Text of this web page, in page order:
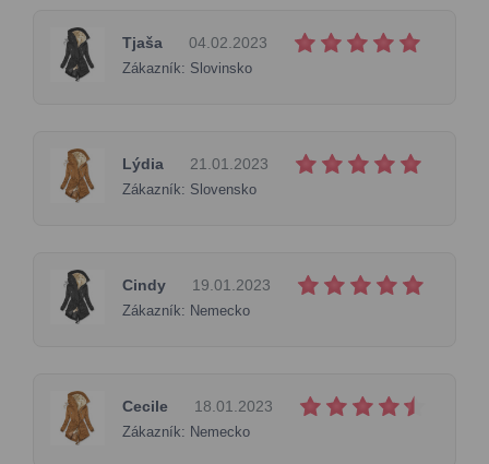
Tjaša 04.02.2023
Zákazník: Slovinsko
Lýdia 21.01.2023
Zákazník: Slovensko
Cindy 19.01.2023
Zákazník: Nemecko
Cecile 18.01.2023
Zákazník: Nemecko